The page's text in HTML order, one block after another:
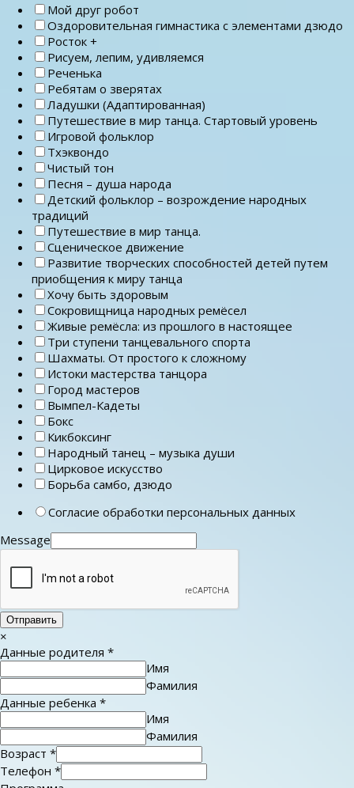
Мой друг робот
Оздоровительная гимнастика с элементами дзюдо
Росток +
Рисуем, лепим, удивляемся
Реченька
Ребятам о зверятах
Ладушки (Адаптированная)
Путешествие в мир танца. Стартовый уровень
Игровой фольклор
Тхэквондо
Чистый тон
Песня – душа народа
Детский фольклор – возрождение народных
традиций
Путешествие в мир танца.
Сценическое движение
Развитие творческих способностей детей путем
приобщения к миру танца
Хочу быть здоровым
Сокровищница народных ремёсел
Живые ремёсла: из прошлого в настоящее
Три ступени танцевального спорта
Шахматы. От простого к сложному
Истоки мастерства танцора
Город мастеров
Вымпел-Кадеты
Бокс
Кикбоксинг
Народный танец – музыка души
Цирковое искусство
Борьба самбо, дзюдо
Согласие обработки персональных данных
Message
Отправить
×
Данные родителя *
Имя
Фамилия
Данные ребенка *
Имя
Фамилия
Возраст *
Телефон *